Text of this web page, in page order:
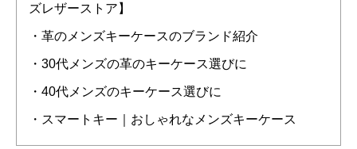
ズレザーストア】
・革のメンズキーケースのブランド紹介
・30代メンズの革のキーケース選びに
・40代メンズのキーケース選びに
・スマートキー｜おしゃれなメンズキーケース